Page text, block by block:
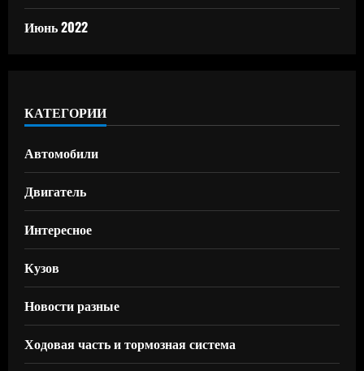
Июнь 2022
КАТЕГОРИИ
Автомобили
Двигатель
Интересное
Кузов
Новости разные
Ходовая часть и тормозная система